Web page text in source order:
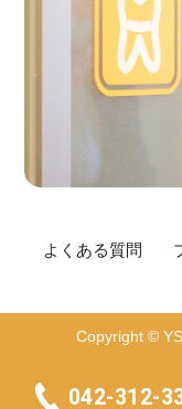
よくある質問
Copyright ©
042-312-